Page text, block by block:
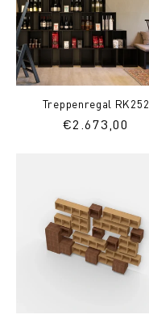
Treppenregal RK252
Normaler
€2.673,00